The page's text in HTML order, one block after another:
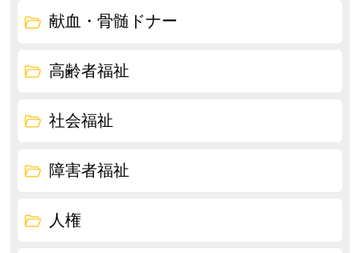
献血・骨髄ドナー
高齢者福祉
社会福祉
障害者福祉
人権